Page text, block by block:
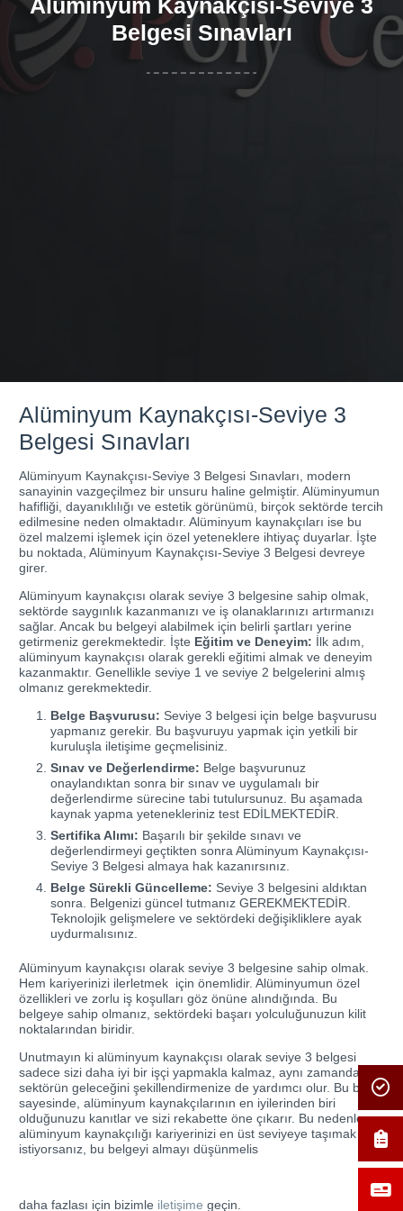
Belgesi Sınavları
Alüminyum Kaynakçısı-Seviye 3
Belgesi Sınavları
Alüminyum Kaynakçısı-Seviye 3 Belgesi Sınavları, modern
sanayinin vazgeçilmez bir unsuru haline gelmiştir. Alüminyumun
hafifliği, dayanıklılığı ve estetik görünümü, birçok sektörde tercih
edilmesine neden olmaktadır. Alüminyum kaynakçıları ise bu
özel malzemi işlemek için özel yeteneklere ihtiyaç duyarlar. İşte
bu noktada, Alüminyum Kaynakçısı-Seviye 3 Belgesi devreye
girer.
Alüminyum kaynakçısı olarak seviye 3 belgesine sahip olmak,
sektörde saygınlık kazanmanızı ve iş olanaklarınızı artırmanızı
sağlar. Ancak bu belgeyi alabilmek için belirli şartları yerine
getirmeniz gerekmektedir. İşte Eğitim ve Deneyim: İlk adım,
alüminyum kaynakçısı olarak gerekli eğitimi almak ve deneyim
kazanmaktır. Genellikle seviye 1 ve seviye 2 belgelerini almış
olmanız gerekmektedir.
Belge Başvurusu: Seviye 3 belgesi için belge başvurusu
yapmanız gerekir. Bu başvuruyu yapmak için yetkili bir
kuruluşla iletişime geçmelisiniz.
Sınav ve Değerlendirme: Belge başvurunuz
onaylandıktan sonra bir sınav ve uygulamalı bir
değerlendirme sürecine tabi tutulursunuz. Bu aşamada
kaynak yapma yetenekleriniz test EDİLMEKTEDİR.
Sertifika Alımı: Başarılı bir şekilde sınavı ve
değerlendirmeyi geçtikten sonra Alüminyum Kaynakçısı-
Seviye 3 Belgesi almaya hak kazanırsınız.
Belge Sürekli Güncelleme: Seviye 3 belgesini aldıktan
sonra. Belgenizi güncel tutmanız GEREKMEKTEDİR.
Teknolojik gelişmelere ve sektördeki değişikliklere ayak
uydurmalısınız.
Alüminyum kaynakçısı olarak seviye 3 belgesine sahip olmak.
Hem kariyerinizi ilerletmek için önemlidir. Alüminyumun özel
özellikleri ve zorlu iş koşulları göz önüne alındığında. Bu
belgeye sahip olmanız, sektördeki başarı yolculuğunuzun kilit
noktalarından biridir.
Unutmayın ki alüminyum kaynakçısı olarak seviye 3 belgesi
sadece sizi daha iyi bir işçi yapmakla kalmaz, aynı zamanda
sektörün geleceğini şekillendirmenize de yardımcı olur. Bu belge
sayesinde, alüminyum kaynakçılarının en iyilerinden biri
olduğunuzu kanıtlar ve sizi rekabette öne çıkarır. Bu nedenle,
alüminyum kaynakçılığı kariyerinizi en üst seviyeye taşımak
istiyorsanız, bu belgeyi almayı düşünmelis
daha fazlası için bizimle iletişime geçin.